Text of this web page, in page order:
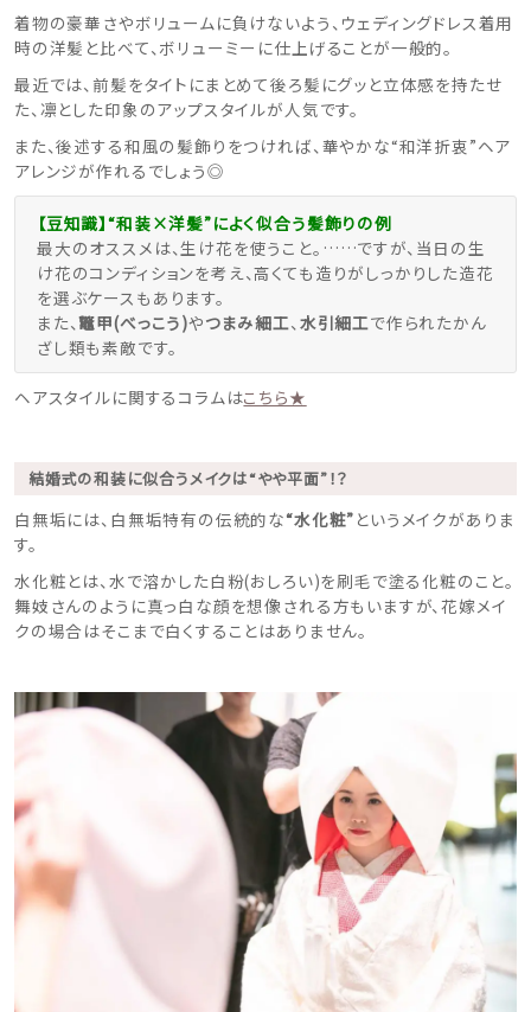
着物の豪華さやボリュームに負けないよう、ウェディングドレス着用
時の洋髪と比べて、ボリューミーに仕上げることが一般的。
最近では、前髪をタイトにまとめて後ろ髪にグッと立体感を持たせ
た、凛とした印象のアップスタイルが人気です。
また、後述する和風の髪飾りをつければ、華やかな“和洋折衷”ヘア
アレンジが作れるでしょう◎
【豆知識】“和装×洋髪”によく似合う髪飾りの例
最大のオススメは、生け花を使うこと。……ですが、当日の生
け花のコンディションを考え、高くても造りがしっかりした造花
を選ぶケースもあります。
また、鼈甲(べっこう)やつまみ細工、水引細工で作られたかん
ざし類も素敵です。
ヘアスタイルに関するコラムはこちら★
結婚式の和装に似合うメイクは“やや平面”！？
白無垢には、白無垢特有の伝統的な“水化粧” というメイクがありま
す。
水化粧とは、水で溶かした白粉(おしろい)を刷毛で塗る化粧のこと。
舞妓さんのように真っ白な顔を想像される方もいますが、花嫁メイ
クの場合はそこまで白くすることはありません。